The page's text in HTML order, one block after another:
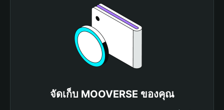
จัดเก็บ MOOVERSE ของคุณ